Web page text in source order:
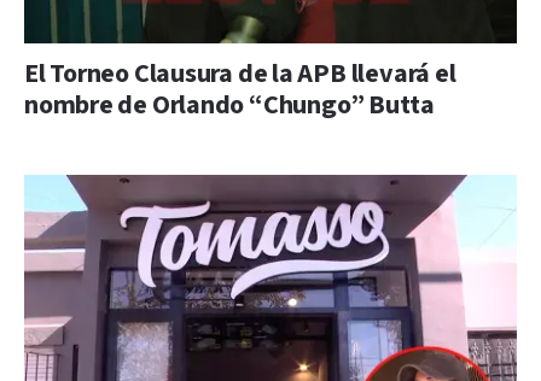
El Torneo Clausura de la APB llevará el
nombre de Orlando “Chungo” Butta